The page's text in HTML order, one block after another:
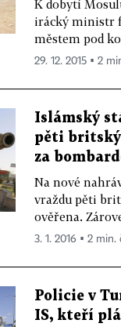
K dobytí
irácký ministr
městem pod
29. 12. 2015 ▪ 2
Islámský
pěti
za
Na nové
vraždu pěti
ověřena.
3. 1. 2016 ▪ 2 min.
Policie v
IS, kteří